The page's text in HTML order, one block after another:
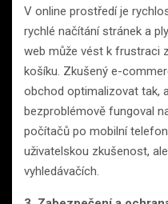
V online prostředí je
rychlé načítání stránek a
web může vést k frustraci
košíku. Zkušený e-
obchod optimalizovat tak,
bezproblémově fungoval
počítačů po mobilní
uživatelskou zkušenost,
vyhledávačích.